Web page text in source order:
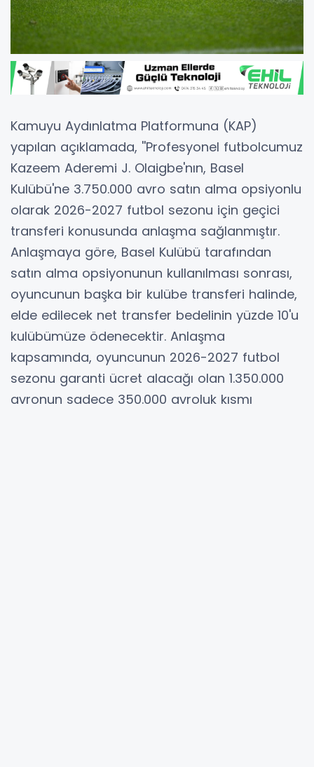
Kamuyu Aydınlatma Platformuna (KAP)
yapılan açıklamada, ''Profesyonel futbolcumuz
Kazeem Aderemi J. Olaigbe'nın, Basel
Kulübü'ne 3.750.000 avro satın alma opsiyonlu
olarak 2026-2027 futbol sezonu için geçici
transferi konusunda anlaşma sağlanmıştır.
Anlaşmaya göre, Basel Kulübü tarafından
satın alma opsiyonunun kullanılması sonrası,
oyuncunun başka bir kulübe transferi halinde,
elde edilecek net transfer bedelinin yüzde 10'u
kulübümüze ödenecektir. Anlaşma
kapsamında, oyuncunun 2026-2027 futbol
sezonu garanti ücret alacağı olan 1.350.000
avronun sadece 350.000 avroluk kısmı